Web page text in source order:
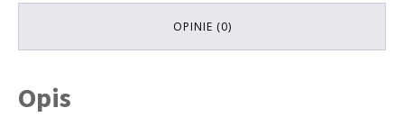
OPINIE (0)
Opis